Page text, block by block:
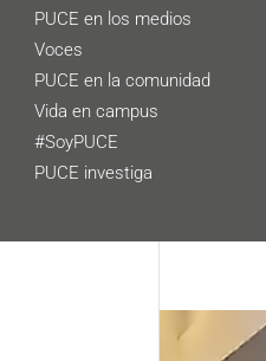
PUCE en los medios
Voces
PUCE en la comunidad
Vida en campus
#SoyPUCE
PUCE investiga